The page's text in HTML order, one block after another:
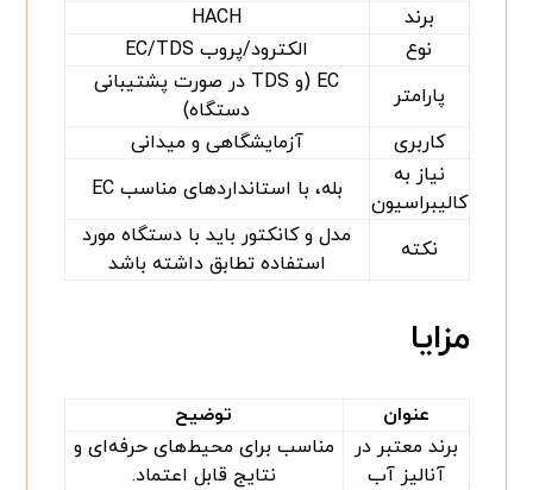
برند
HACH
نوع
الکترود/پروب EC/TDS
پارامتر
EC (و TDS در صورت پشتیبانی
دستگاه)
کاربری
آزمایشگاهی و میدانی
نیاز به
کالیبراسیون
بله، با استانداردهای مناسب EC
نکته
مدل و کانکتور باید با دستگاه مورد
استفاده تطابق داشته باشد
مزایا
عنوان
توضیح
برند معتبر در
آنالیز آب
مناسب برای محیط‌های حرفه‌ای و
نتایج قابل اعتماد.